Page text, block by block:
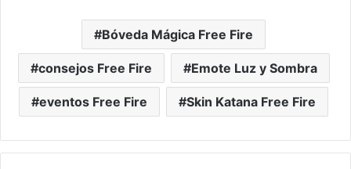
Bóveda Mágica Free Fire
consejos Free Fire Emote Luz y Sombra
eventos Free Fire Skin Katana Free Fire